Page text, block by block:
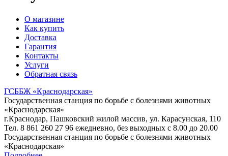
О магазине
Как купить
Доставка
Гарантия
Контакты
Услуги
Обратная связь
ГСББЖ «Краснодарская»
Государственная станция по борьбе с болезнями животных
«Краснодарская»
г.Краснодар, Пашковский жилой массив, ул. Карасунская, 110
Тел. 8 861 260 27 96 ежедневно, без выходных с 8.00 до 20.00
Государственная станция по борьбе с болезнями животных
«Краснодарская»